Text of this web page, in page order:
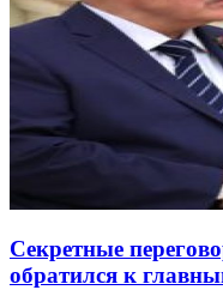
Секретные
обратился к